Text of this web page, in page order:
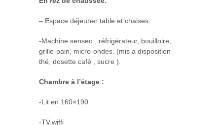
– Espace déjeuner table et chaises:
-Machine senseo , réfrigérateur, bouilloire,
grille-pain, micro-ondes. (mis a disposition
thé, dosette café , sucre ).
Chambre à l’étage :
-Lit en 160×190.
-TV,wiffi